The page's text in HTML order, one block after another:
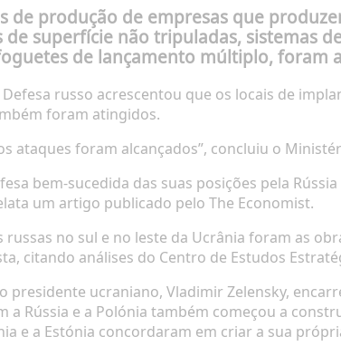
de produção de empresas que
de superfície não tripuladas, sistemas
de lançamento múltiplo, foram
russo acrescentou que os locais de
foram atingidos.
ataques foram alcançados”, concluiu o
bem-sucedida das suas posições pela
um artigo publicado pelo The Economist.
russas no sul e no leste da Ucrânia foram as
citando análises do Centro de Estudos
presidente ucraniano, Vladimir Zelensky,
a Rússia e a Polónia também começou a
e a Estónia concordaram em criar a sua